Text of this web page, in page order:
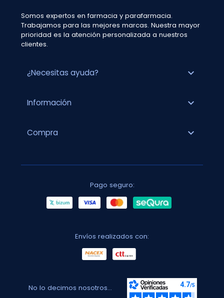
Somos expertos en farmacia y parafarmacia.
Trabajamos para las mejores marcas. Nuestra mayor
prioridad es la atención personalizada a nuestros
clientes.
¿Necesitas ayuda? expand_more
Información expand_more
Compra expand_more
Pago seguro:
Envíos realizados con:
No lo decimos nosotros...